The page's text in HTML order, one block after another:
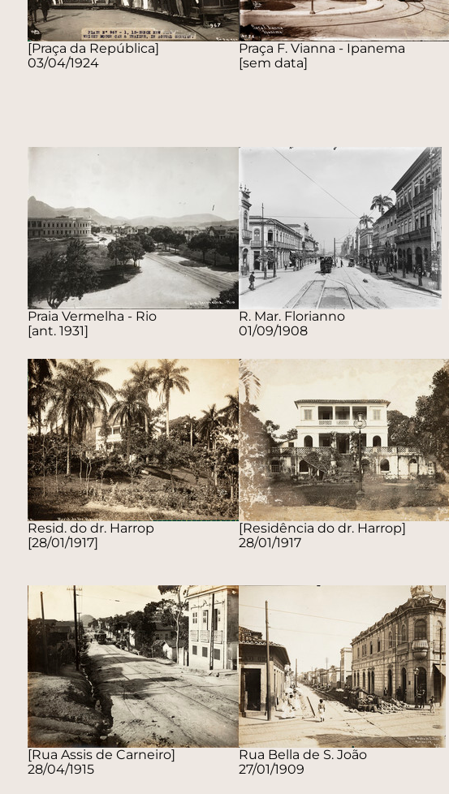
[Praça da República]
03/04/1924
Praça F. Vianna - Ipanema
[sem data]
Praia Vermelha - Rio
[ant. 1931]
R. Mar. Florianno
01/09/1908
Resid. do dr. Harrop
[28/01/1917]
[Residência do dr. Harrop]
28/01/1917
[Rua Assis de Carneiro]
28/04/1915
Rua Bella de S. João
27/01/1909